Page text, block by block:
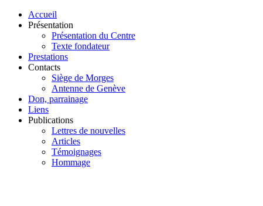
Accueil
Présentation
Présentation du Centre
Texte fondateur
Prestations
Contacts
Siège de Morges
Antenne de Genève
Don, parrainage
Liens
Publications
Lettres de nouvelles
Articles
Témoignages
Hommage